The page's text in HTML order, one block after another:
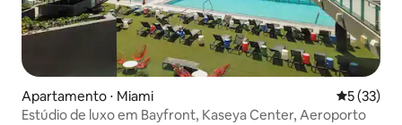
Apartamento ⋅ Miami 5 de uma
5 (33)
Estúdio de luxo em Bayfront, Kaseya Center, Aeroporto